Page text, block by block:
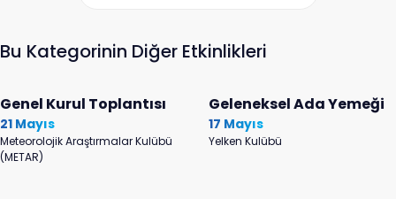
Bu Kategorinin Diğer Etkinlikleri
Genel Kurul Toplantısı
21 Mayıs
Meteorolojik Araştırmalar Kulübü
(METAR)
Geleneksel Ada Yemeği
17 Mayıs
Yelken Kulübü